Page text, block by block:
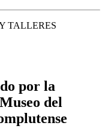
TALLERES
por la
del